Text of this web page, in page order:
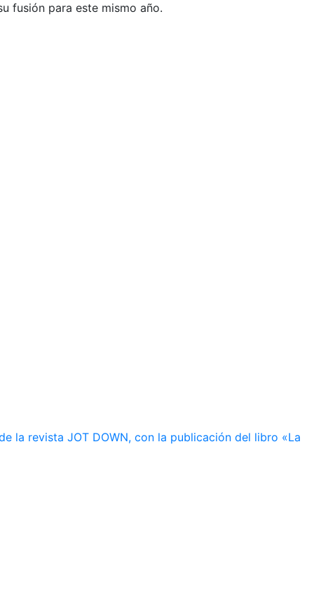
fusión para este mismo año.
la revista JOT DOWN, con la publicación del libro «La